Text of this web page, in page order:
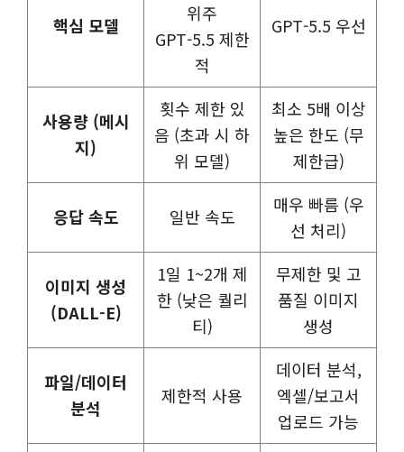
핵심 모델
위주
GPT-5.5 제한
적
GPT-5.5 우선
사용량 (메시
지)
횟수 제한 있
음 (초과 시 하
위 모델)
최소 5배 이상
높은 한도 (무
제한급)
응답 속도 일반 속도
매우 빠름 (우
선 처리)
이미지 생성
(DALL-E)
1일 1~2개 제
한 (낮은 퀄리
티)
무제한 및 고
품질 이미지
생성
파일/데이터
분석
제한적 사용
데이터 분석,
엑셀/보고서
업로드 가능